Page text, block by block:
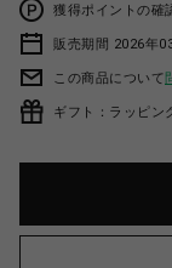
獲得ポイントの確
販売期間 2026年
この商品について
ギフト：ラッピン